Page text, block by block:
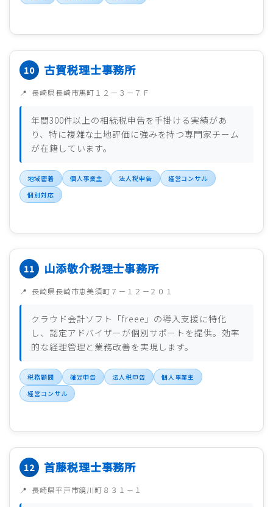
古賀税理士事務所
長崎県長崎市馬町１２－３－７Ｆ
年間300件以上の相続税申告を手掛ける実績があ
り、特に複雑な土地評価に強みを持つ専門家チーム
が在籍しています。
地域密着 個人事業主 法人税申告
経営コンサル
個別対応
山添敬介税理士事務所
長崎県長崎市恵美須町７－１２－２０１
クラウド会計ソフト「freee」の導入支援に特化
し、認定アドバイザーが個別サポートを提供。効率
的な経理管理と業務改善を実現します。
税務顧問 確定申告 法人税申告
個人事業主
経営コンサル
首藤税理士事務所
長崎県平戸市鏡川町８３１－１